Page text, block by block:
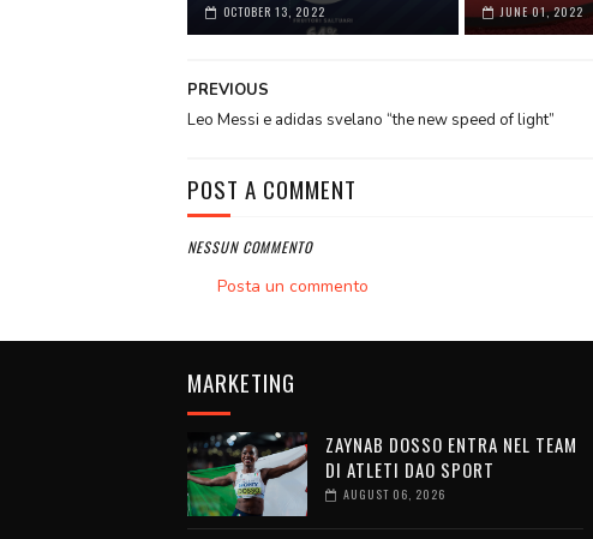
OCTOBER 13, 2022 JUNE 01, 2022
PREVIOUS
Leo Messi e adidas svelano “the new speed of light”
POST A COMMENT
NESSUN COMMENTO
Posta un commento
MARKETING
ZAYNAB DOSSO ENTRA NEL TEAM
DI ATLETI DAO SPORT
AUGUST 06, 2026